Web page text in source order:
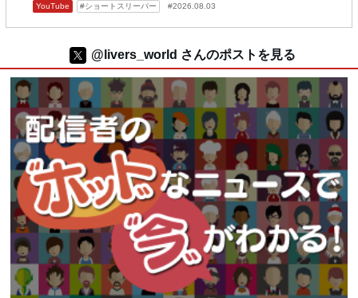
YouTube ショートスリーパー 2026.08.03
@livers_world さんのポストを見る